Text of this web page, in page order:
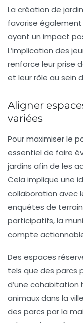
La création de
favorise
ayant un impact
L’implication des
renforce leur prise
et leur rôle au sein
Aligner
variées
Pour maximiser le
essentiel de faire
jardins afin de les
Cela implique une
collaboration avec
enquêtes de
participatifs, la
compte
Des espaces
tels que des parcs
d’une cohabitation
animaux dans la
des parcs par la